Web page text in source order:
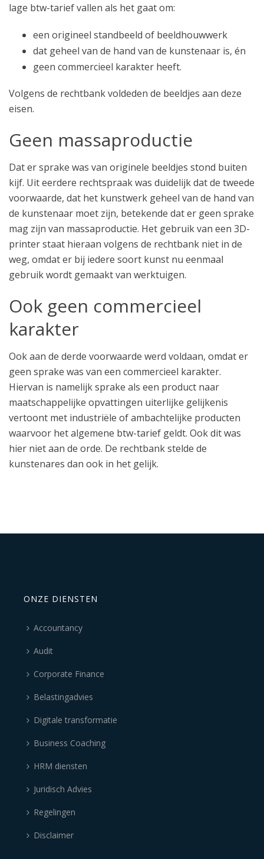
lage btw-tarief vallen als het gaat om:
een origineel standbeeld of beeldhouwwerk
dat geheel van de hand van de kunstenaar is, én
geen commercieel karakter heeft.
Volgens de rechtbank voldeden de beeldjes aan deze
eisen.
Geen massaproductie
Dat er sprake was van originele beeldjes stond buiten
kijf. Uit eerdere rechtspraak was duidelijk dat de tweede
voorwaarde, dat het kunstwerk geheel van de hand van
de kunstenaar moet zijn, betekende dat er geen sprake
mag zijn van massaproductie. Het gebruik van een 3D-
printer staat hieraan volgens de rechtbank niet in de
weg, omdat er bij iedere soort kunst nu eenmaal
gebruik wordt gemaakt van werktuigen.
Ook geen commercieel
karakter
Ook aan de derde voorwaarde werd voldaan, omdat er
geen sprake was van een commercieel karakter.
Hiervan is namelijk sprake als een product naar
maatschappelijke opvattingen uiterlijke gelijkenis
vertoont met industriële of ambachtelijke producten
waarvoor het algemene btw-tarief geldt. Ook dit was
hier niet aan de orde. De rechtbank stelde de
kunstenares dan ook in het gelijk.
ONZE DIENSTEN
Accountancy
Audit
Corporate Finance
Belastingadvies
Digitale transformatie
Business Coaching
HRM diensten
Juridisch Advies
Regelingen
Disclaimer